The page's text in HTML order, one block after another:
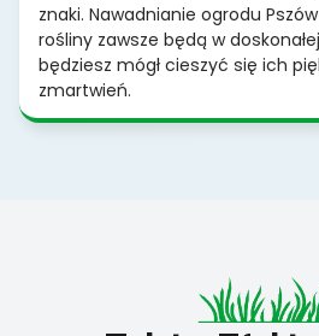
znaki. Nawadnianie ogrodu
rośliny zawsze będą w
będziesz mógł cieszyć się ich
zmartwień.